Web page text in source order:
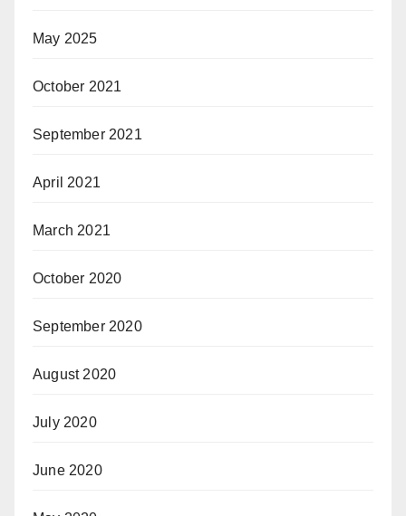
May 2025
October 2021
September 2021
April 2021
March 2021
October 2020
September 2020
August 2020
July 2020
June 2020